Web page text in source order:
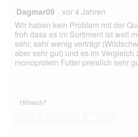
Dagmar09 · vor 4 Jahren
Wir haben kein Problem mit der
froh dass es im Sortiment ist weil
sehr, sehr wenig verträgt
aber sehr gut) und es im Vergleich
monoprotein Futter preislich sehr
Hilfreich?